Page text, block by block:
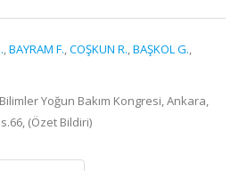
,BAYRAM F.,COŞKUN R.,BAŞKOL G.,
Yoğun Bakım Kongresi, Ankara,
(Özet Bildiri)